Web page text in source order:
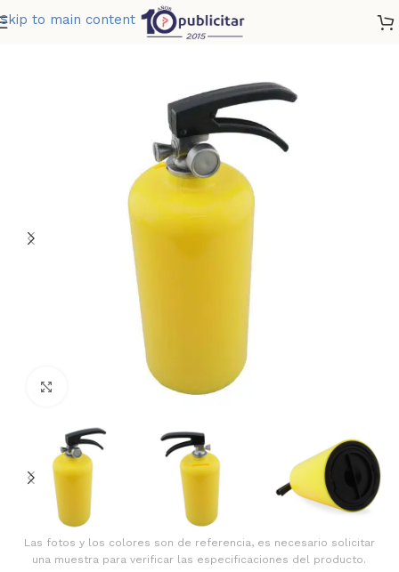
Skip to main content
ALCANCIA EXTINTOR
Clic para ampliar
Las fotos y los colores son de referencia, es necesario solicitar
una muestra para verificar las especificaciones del producto.